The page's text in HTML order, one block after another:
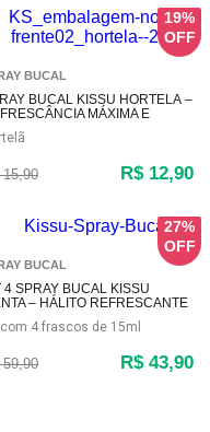
19%
BUCAL
BUCAL KISSU HORTELÃ –
MÁXIMA E
PURO (15ML)
15,90 R$ 12,90
27%
BUCAL
4 SPRAY BUCAL KISSU
– HÁLITO REFRESCANTE
(TOTAL 60ML)
com 4 frascos de 15ml
59,90 R$ 43,90